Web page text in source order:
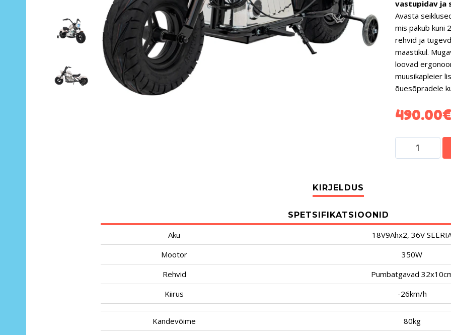
vastupidav ja
Avasta
mis pakub kuni
rehvid ja
maastikul.
loovad
muusikapleier
õuesõpradele
490.00€
SPETSIFIKATSIOONID
Aku
18V9Ahx2, 36V
Mootor
350W
Rehvid
Pumbatgavad
Kiirus
-26km/h
Kandevõime
80kg